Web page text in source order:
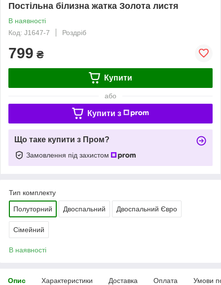
Постільна білизна жатка Золота листя
В наявності
Код: J1647-7
Роздріб
799 ₴
Купити
або
Купити з
Що таке купити з Пром?
Замовлення під захистом
Тип комплекту
Полуторний Двоспальний Двоспальний Євро
Сімейний
В наявності
Опис Характеристики Доставка Оплата Умови